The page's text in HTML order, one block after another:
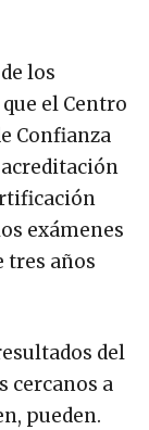
los
el Centro
Confianza
exámenes
tres años
del
cercanos a
pueden.